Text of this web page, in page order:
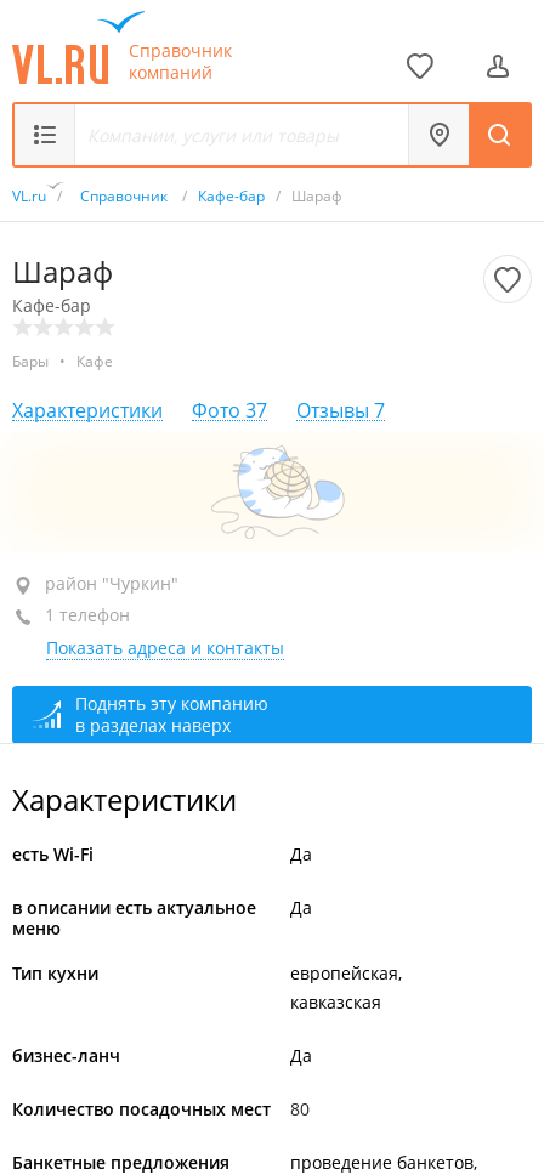
Справочник
компаний
VL.ru / Справочник / Кафе-бар / Шараф
Шараф
Кафе-бар
Бары • Кафе
Характеристики Фото 37 Отзывы 7
район "Чуркин", ул. Краева, 3А
+7 999 040-91-29
открыто: 09:00–24:00
район "Чуркин"
1 телефон
Показать адреса и контакты
Поднять эту компанию
в разделах наверх
Характеристики
есть Wi-Fi Да
в описании есть актуальное
меню
Да
Тип кухни
европейская
кавказская
бизнес-ланч Да
Количество посадочных мест 80
Банкетные предложения
проведение банкетов